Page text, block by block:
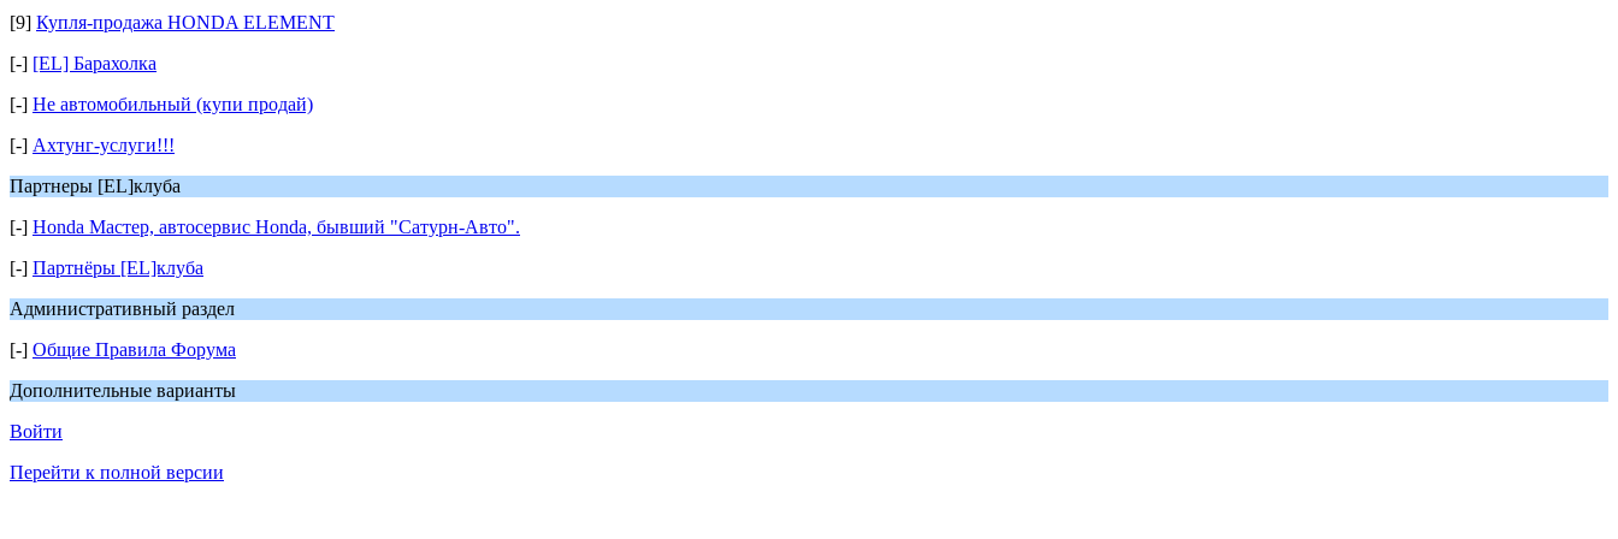
[9] Купля-продажа HONDA ELEMENT
[-] [EL] Барахолка
[-] Не автомобильный (купи продай)
[-] Ахтунг-услуги!!!
Партнеры [EL]клуба
[-] Honda Мастер, автосервис Honda, бывший "Сатурн-Авто".
[-] Партнёры [EL]клуба
Административный раздел
[-] Общие Правила Форума
Дополнительные варианты
Войти
Перейти к полной версии